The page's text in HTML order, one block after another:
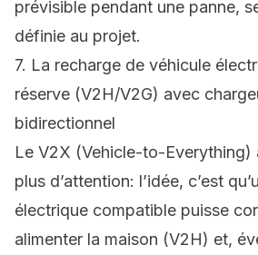
prévisible pendant une panne,
définie au projet.
7. La recharge de véhicule
réserve (V2H/V2G) avec
bidirectionnel
Le V2X (Vehicle-to-Everything)
plus d’attention: l’idée, c’est
électrique compatible puisse
alimenter la maison (V2H) et,